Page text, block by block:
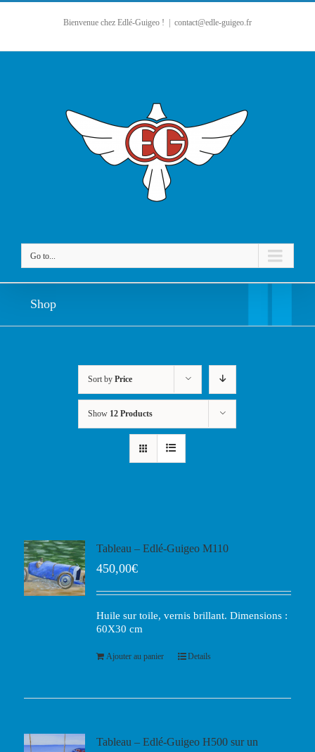
Bienvenue chez Edlé-Guigeo ! contact@edle-guigeo.fr
Go to...
Shop
Sort byPrice
Show 12 Products
Tableau – Edlé-Guigeo M110
450,00€
Huile sur toile, vernis brillant. Dimensions :
60X30 cm
Ajouter au panier Details
Tableau – Edlé-Guigeo H500 sur un